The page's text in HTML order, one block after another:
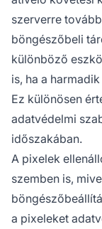
szerverre
böngészőbeli
különböző
is, ha a
Ez különösen
adatvédelmi
időszakában.
A pixelek
szemben is,
a pixeleket